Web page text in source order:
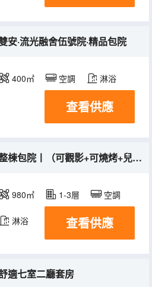
安·流光融舍伍號院·精品包院
400㎡ 空調 淋浴
查看供應
整棟包院丨（可觀影+可燒烤+兒童樂園）
980㎡ 1-3層 空調
淋浴 查看供應
適七室二廳套房